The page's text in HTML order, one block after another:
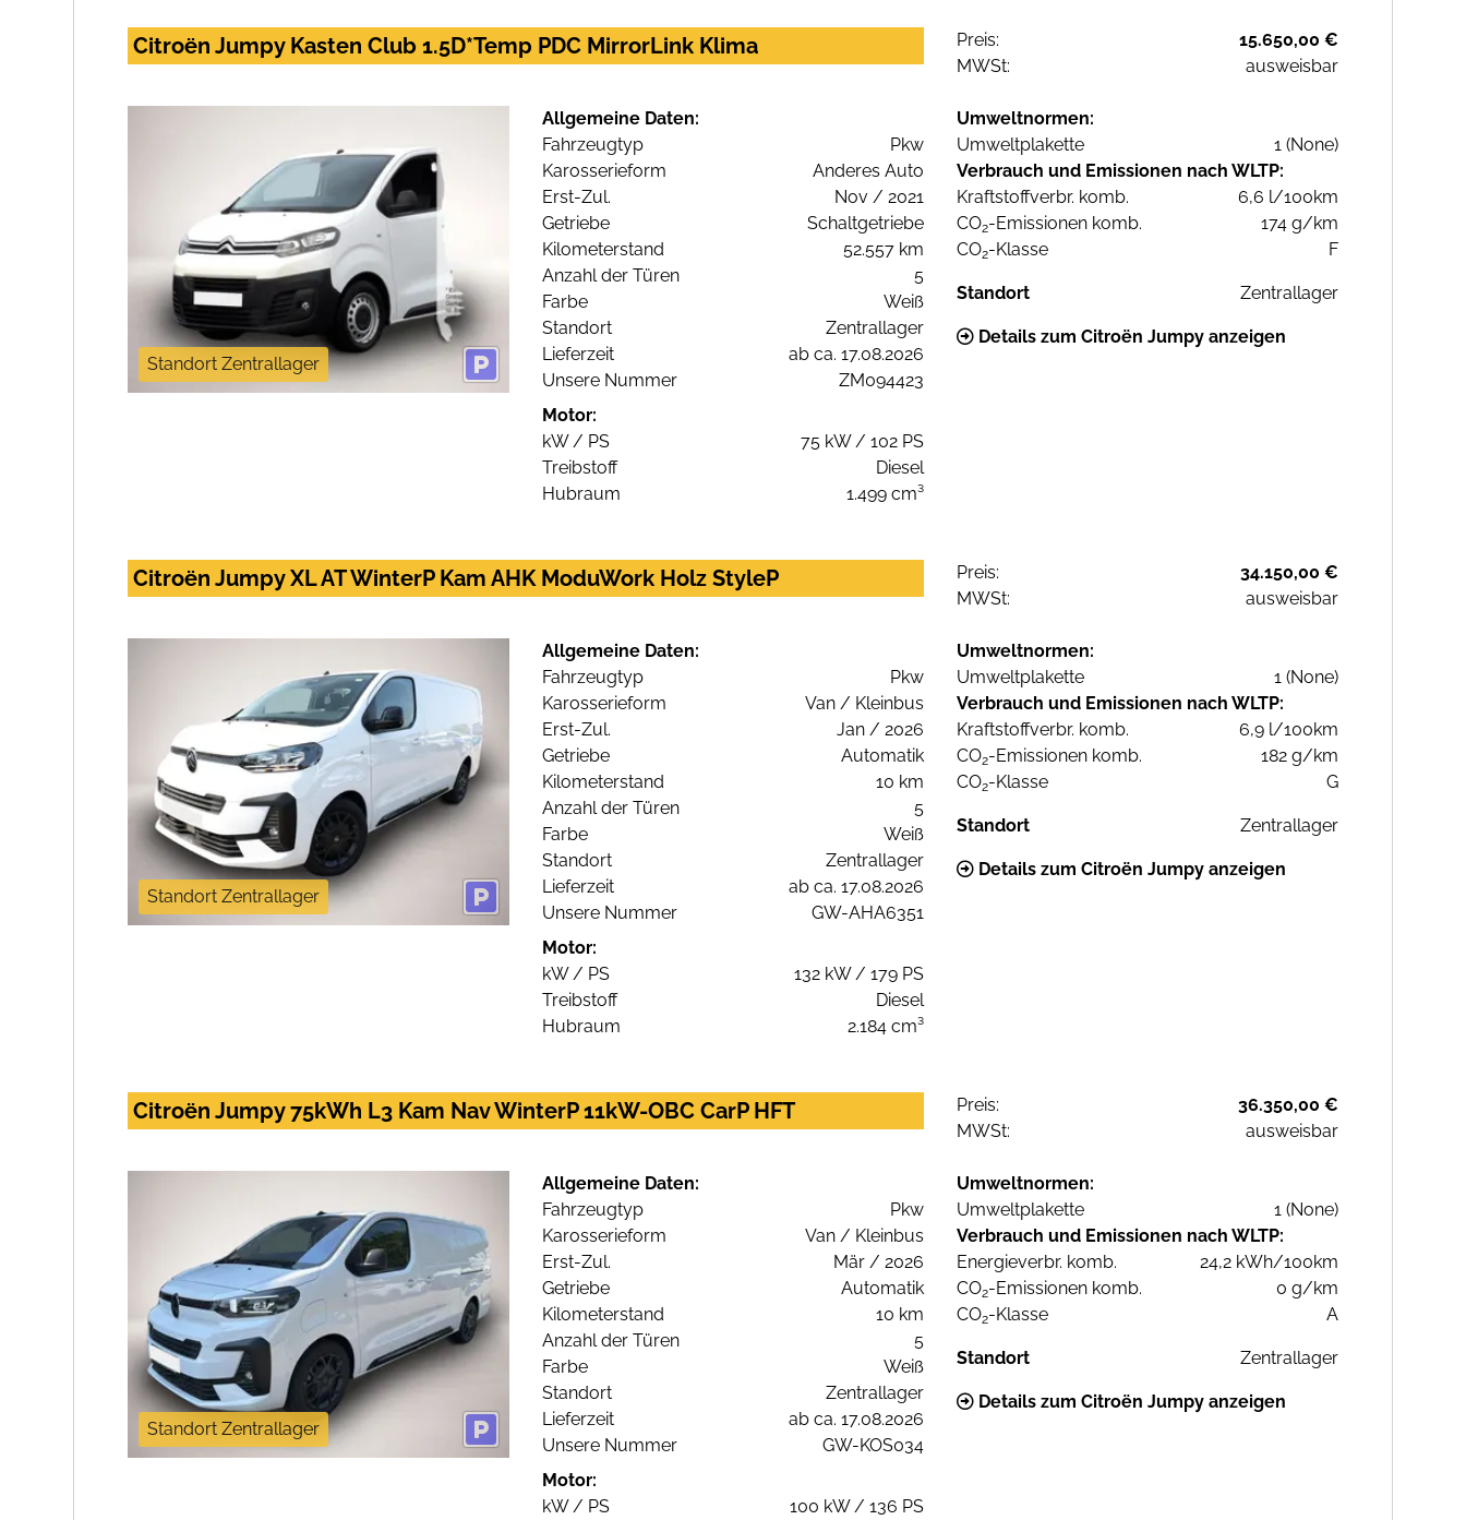
Citroën Jumpy Kasten Club 1.5D*Temp PDC MirrorLink Klima Preis:
15.650,00 €
MWSt:
ausweisbar
Standort Zentrallager
Allgemeine Daten:
Fahrzeugtyp
Pkw
Karosserieform
Anderes Auto
Erst-Zul.
Nov / 2021
Getriebe
Schaltgetriebe
Kilometerstand
52.557 km
Anzahl der Türen
5
Farbe
Weiß
Standort
Zentrallager
Lieferzeit
ab ca. 17.08.2026
Unsere Nummer
ZM094423
Motor:
kW / PS
75 kW / 102 PS
Treibstoff
Diesel
Hubraum
1.499 cm³
Umweltnormen:
Umweltplakette
1 (None)
Verbrauch und Emissionen nach WLTP:
Kraftstoffverbr. komb.
6,6 l/100km
CO2-Emissionen komb.
174 g/km
CO2-Klasse F
Standort Zentrallager
Details zum Citroën Jumpy anzeigen
Citroën Jumpy XL AT WinterP Kam AHK ModuWork Holz StyleP Preis:
34.150,00 €
MWSt:
ausweisbar
Standort Zentrallager
Allgemeine Daten:
Fahrzeugtyp
Pkw
Karosserieform
Van / Kleinbus
Erst-Zul.
Jan / 2026
Getriebe
Automatik
Kilometerstand
10 km
Anzahl der Türen
5
Farbe
Weiß
Standort
Zentrallager
Lieferzeit
ab ca. 17.08.2026
Unsere Nummer
GW-AHA6351
Motor:
kW / PS
132 kW / 179 PS
Treibstoff
Diesel
Hubraum
2.184 cm³
Umweltnormen:
Umweltplakette
1 (None)
Verbrauch und Emissionen nach WLTP:
Kraftstoffverbr. komb.
6,9 l/100km
CO2-Emissionen komb.
182 g/km
CO2-Klasse G
Standort Zentrallager
Details zum Citroën Jumpy anzeigen
Citroën Jumpy 75kWh L3 Kam Nav WinterP 11kW-OBC CarP HFT Preis:
36.350,00 €
MWSt:
ausweisbar
Standort Zentrallager
Allgemeine Daten:
Fahrzeugtyp
Pkw
Karosserieform
Van / Kleinbus
Erst-Zul.
Mär / 2026
Getriebe
Automatik
Kilometerstand
10 km
Anzahl der Türen
5
Farbe
Weiß
Standort
Zentrallager
Lieferzeit
ab ca. 17.08.2026
Unsere Nummer
GW-KOS034
Motor:
kW / PS
100 kW / 136 PS
Umweltnormen:
Umweltplakette
1 (None)
Verbrauch und Emissionen nach WLTP:
Energieverbr. komb.
24,2 kWh/100km
CO2-Emissionen komb.
0 g/km
CO2-Klasse A
Standort Zentrallager
Details zum Citroën Jumpy anzeigen